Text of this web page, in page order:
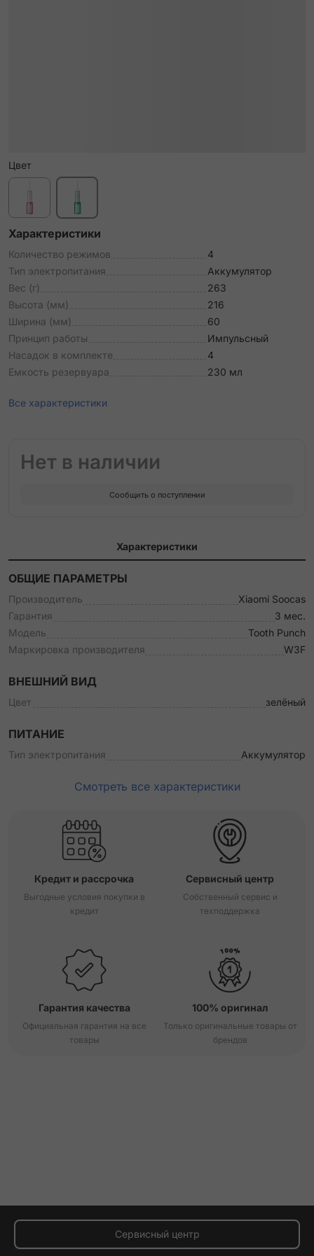
Цвет
Характеристики
Количество режимов
4
Тип электропитания
Аккумулятор
Вес (г)
263
Высота (мм)
216
Ширина (мм)
60
Принцип работы
Импульсный
Насадок в комплекте
4
Емкость резервуара
230 мл
Все характеристики
Нет в наличии
Сообщить о поступлении
Характеристики
ОБЩИЕ ПАРАМЕТРЫ
Производитель
Xiaomi Soocas
Гарантия
3 мес.
Модель
Tooth Punch
Маркировка производителя
W3F
ВНЕШНИЙ ВИД
Цвет зелёный
ПИТАНИЕ
Тип электропитания Аккумулятор
Смотреть все характеристики
Кредит и рассрочка
Выгодные условия покупки в
кредит
Сервисный центр
Собственный сервис и
техподдержка
Гарантия качества
Официальная гарантия на все
товары
100% оригинал
Только оригинальные товары от
брендов
Сервисный центр